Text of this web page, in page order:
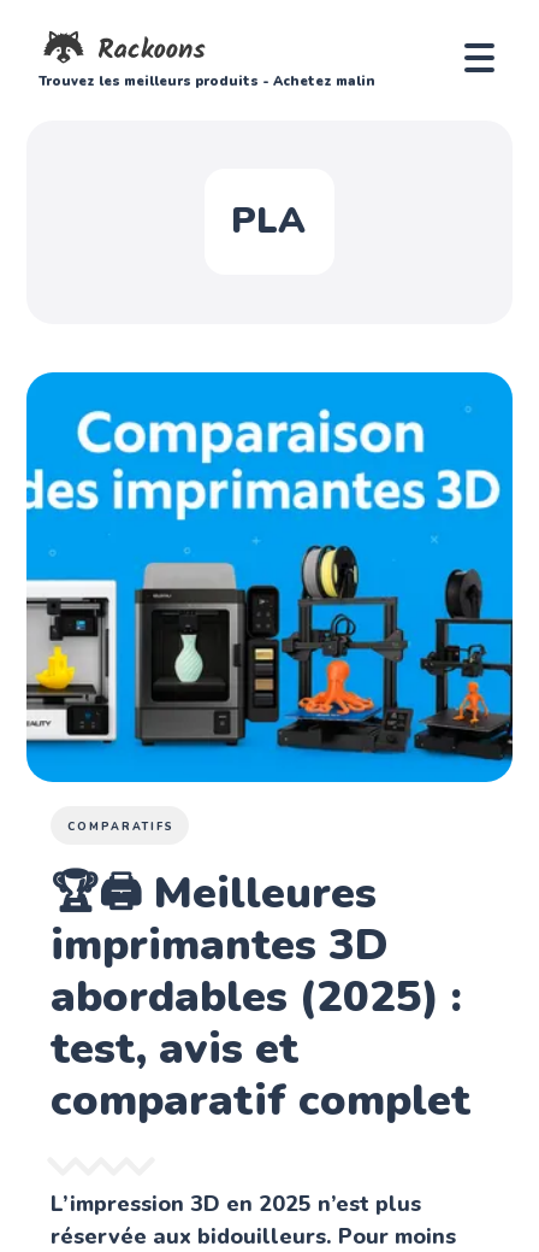
Trouvez les meilleurs produits - Achetez malin
PLA
COMPARATIFS
🏆🖨️ Meilleures
imprimantes 3D
abordables (2025) :
test, avis et
comparatif complet
L’impression 3D en 2025 n’est plus
réservée aux bidouilleurs. Pour moins